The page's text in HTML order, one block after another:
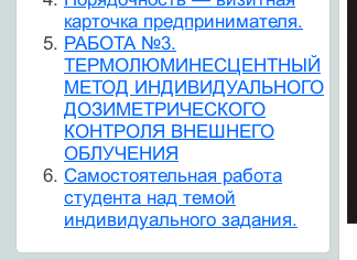
карточка предпринимателя.
РАБОТА №3.
ТЕРМОЛЮМИНЕСЦЕНТНЫЙ
МЕТОД ИНДИВИДУАЛЬНОГО
ДОЗИМЕТРИЧЕСКОГО
КОНТРОЛЯ ВНЕШНЕГО
ОБЛУЧЕНИЯ
Самостоятельная работа
студента над темой
индивидуального задания.